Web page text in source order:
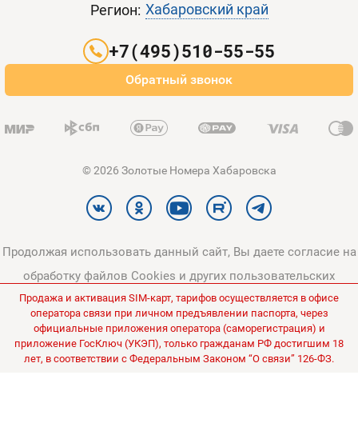
Оплата и доставка
Регион: Хабаровский край
+7(495)510-55-55
Обратный звонок
© 2026 Золотые Номера Хабаровска
Продолжая использовать данный сайт, Вы даете согласие на
обработку файлов Cookies и других пользовательских
данных, в соответствии сПолитикой конфиденциальности
Политикой в отношении обработки персональных данных
Все цены на сайте указаны без НДС.
Продажа и активация SIM-карт, тарифов осуществляется в офисе
оператора связи при личном предъявлении паспорта, через
официальные приложения оператора (саморегистрация) и
приложение ГосКлюч (УКЭП), только гражданам РФ достигшим 18
лет, в соответствии с Федеральным Законом “О связи” 126-ФЗ.